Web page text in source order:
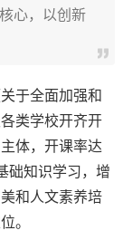
心，以创新
于全面加强和
类学校开齐开
体，开课率达
础知识学习，增
和人文素养培
。